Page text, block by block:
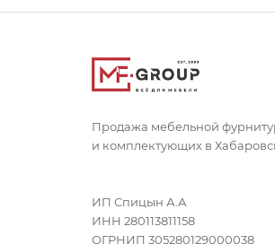
Продажа мебельной
и комплектующих в
ИП Спицын А.А
ИНН 280113811158
ОГРНИП 305280129000038